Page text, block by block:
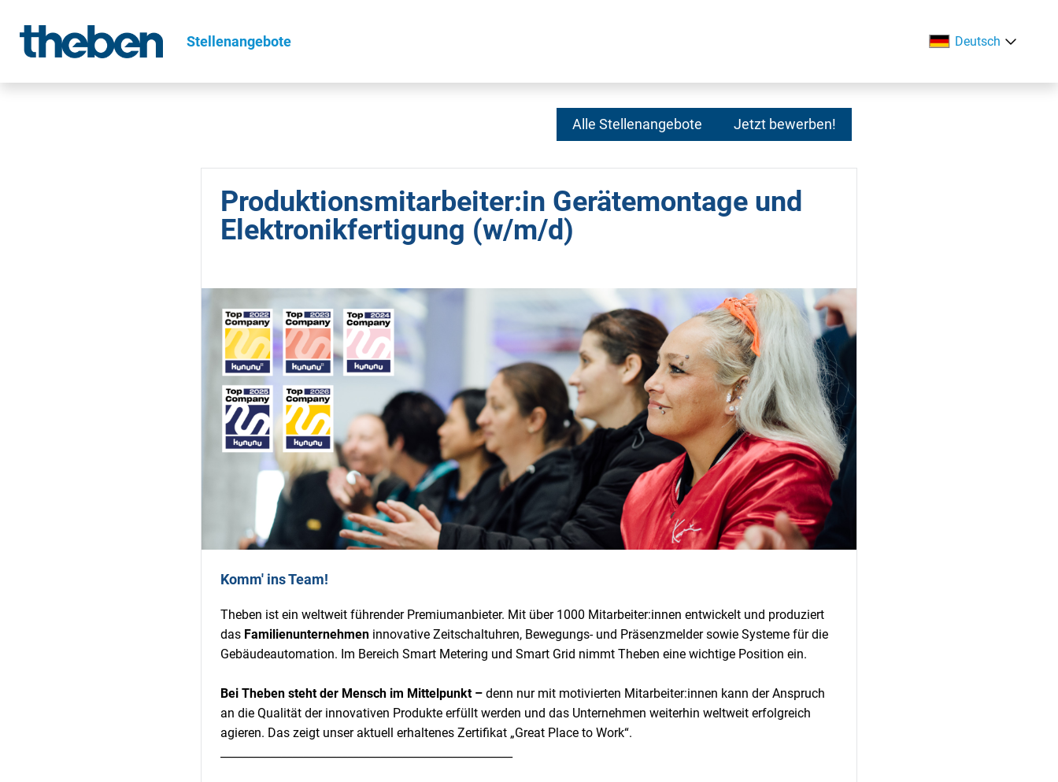
Deutsch
Stellenangebote
Alle Stellenangebote Jetzt bewerben!
Produktionsmitarbeiter:in Gerätemontage und
Elektronikfertigung (w/m/d)
Komm' ins Team!
Theben ist ein weltweit führender Premiumanbieter. Mit über 1000 Mitarbeiter:innen entwickelt und produziert
das Familienunternehmen innovative Zeitschaltuhren, Bewegungs- und Präsenzmelder sowie Systeme für die
Gebäudeautomation. Im Bereich Smart Metering und Smart Grid nimmt Theben eine wichtige Position ein.
Bei Theben steht der Mensch im Mittelpunkt – denn nur mit motivierten Mitarbeiter:innen kann der Anspruch
an die Qualität der innovativen Produkte erfüllt werden und das Unternehmen weiterhin weltweit erfolgreich
agieren. Das zeigt unser aktuell erhaltenes Zertifikat „Great Place to Work“.